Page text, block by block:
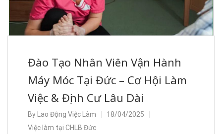
Đào Tạo Nhân Viên Vận Hành
Máy Móc Tại Đức – Cơ Hội Làm
Việc & Định Cư Lâu Dài
By Lao Động Việc Làm
18/04/2025
Việc làm tại CHLB Đức